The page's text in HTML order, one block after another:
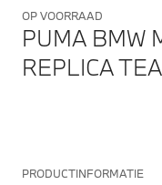
OP VOORRAAD
PUMA BMW
REPLICA
PRODUCTINFORMATIE